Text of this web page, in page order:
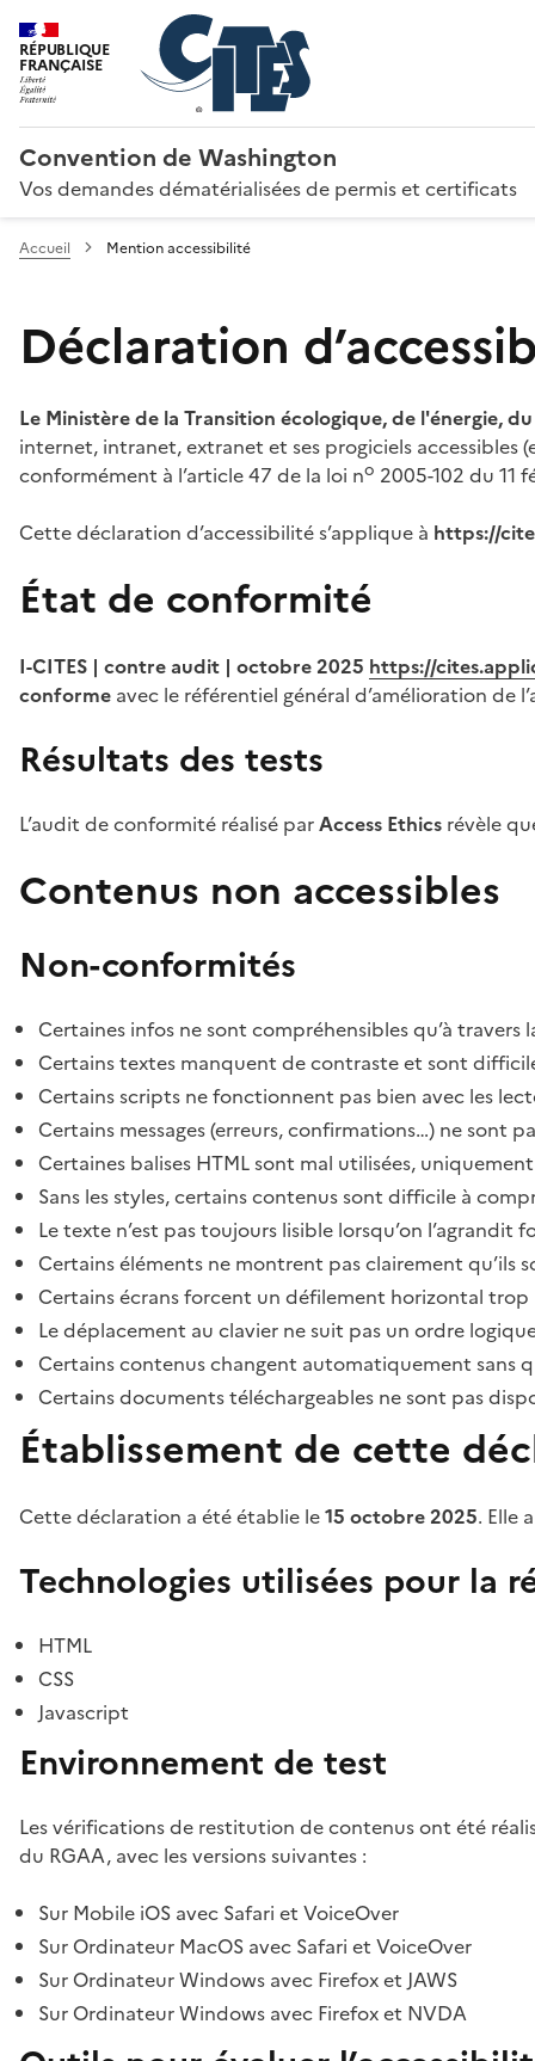
RÉPUBLIQUE
FRANÇAISE
Convention de Washington
Vos demandes dématérialisées de permis et certificats
Accueil Mention accessibilité
Déclaration
Le Ministère de la Transition écologique, de l'énergie,
internet, intranet, extranet et ses progiciels
conformément à l’article 47 de la loi no 2005-102 du 11
Cette déclaration d’accessibilité s’applique à https://
État de conformité
I-CITES | contre audit | octobre 2025 https://
conforme avec le référentiel général d’amélioration de
Résultats des tests
L’audit de conformité réalisé parAccess Ethics révèle
Contenus non accessibles
Non-conformités
Certaines infos ne sont compréhensibles qu’à travers
Certains textes manquent de contraste et sont
Certains scripts ne fonctionnent pas bien avec les
Certains messages (erreurs, confirmations…) ne sont
Certaines balises HTML sont mal utilisées,
Sans les styles, certains contenus sont difficile à
Le texte n’est pas toujours lisible lorsqu’on l’agrandit
Certains éléments ne montrent pas clairement qu’ils
Certains écrans forcent un défilement horizontal
Le déplacement au clavier ne suit pas un ordre
Certains contenus changent automatiquement sans
Certains documents téléchargeables ne sont pas
Établissement de cette
Cette déclaration a été établie le15 octobre 2025. Elle
Technologies utilisées pour la
HTML
CSS
Javascript
Environnement de test
Les vérifications de restitution de contenus ont été
du RGAA, avec les versions suivantes :
Sur Mobile iOS avec Safari et VoiceOver
Sur Ordinateur MacOS avec Safari et VoiceOver
Sur Ordinateur Windows avec Firefox et JAWS
Sur Ordinateur Windows avec Firefox et NVDA